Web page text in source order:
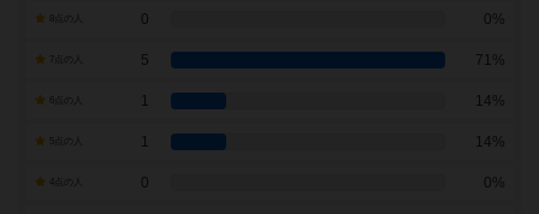
0 0%
7点の人 5 71%
1 14%
1 14%
0 0%